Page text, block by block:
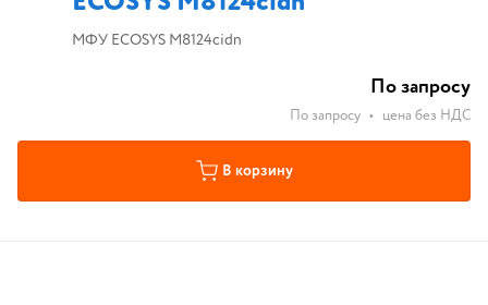
МФУ ECOSYS M8124cidn
По запросу
По запросу • цена без НДС
В корзину